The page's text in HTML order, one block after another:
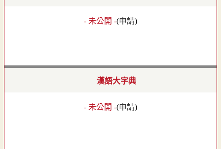
- 未公開 -(申請)
漢語大字典
- 未公開 -(申請)